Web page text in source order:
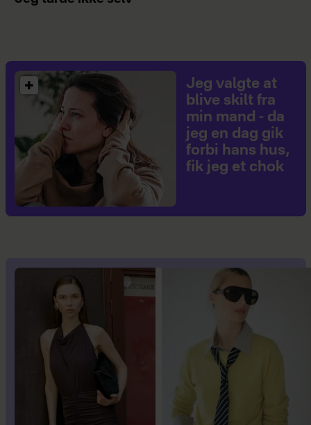
Jeg valgte at
blive skilt fra
min mand - da
jeg en dag gik
forbi hans hus,
fik jeg et chok